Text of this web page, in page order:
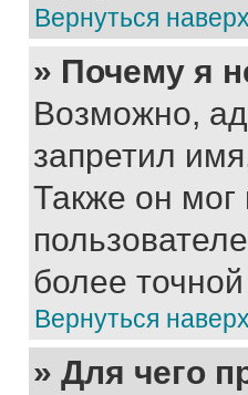
Вернуться наверх
» Почему я
Возможно,
запретил
Также он
более
Вернуться наверх
» Для чего